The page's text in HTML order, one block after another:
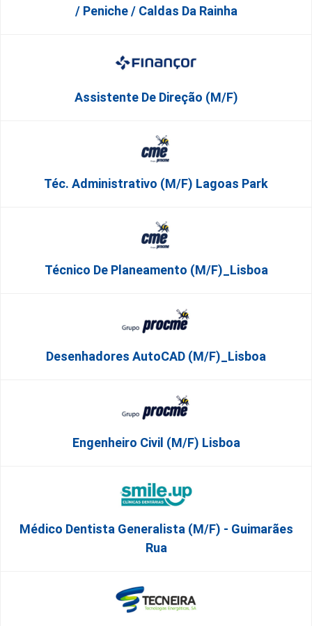
/ Peniche / Caldas Da Rainha
Assistente De Direção (M/F)
Téc. Administrativo (m/f) Lagoas Park
Técnico De Planeamento (m/f)_Lisboa
Desenhadores AutoCAD (m/f)_Lisboa
Engenheiro Civil (m/f) Lisboa
Médico Dentista Generalista (M/F) - Guimarães
Rua